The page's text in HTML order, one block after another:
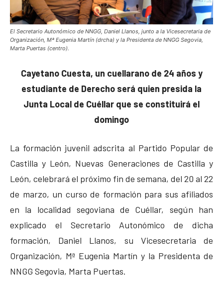
El Secretario Autonómico de NNGG, Daniel Llanos, junto a la Vicesecretaria de
Organización, Mª Eugenia Martín (drcha) y la Presidenta de NNGG Segovia,
Marta Puertas (centro).
Cayetano Cuesta, un cuellarano de 24 años y
estudiante de Derecho será quien presida la
Junta Local de Cuéllar que se constituirá el
domingo
La formación juvenil adscrita al Partido Popular de
Castilla y León, Nuevas Generaciones de Castilla y
León, celebrará el próximo fin de semana, del 20 al 22
de marzo, un curso de formación para sus afiliados
en la localidad segoviana de Cuéllar, según han
explicado el Secretario Autonómico de dicha
formación, Daniel Llanos, su Vicesecretaria de
Organización, Mª Eugenia Martín y la Presidenta de
NNGG Segovia, Marta Puertas.